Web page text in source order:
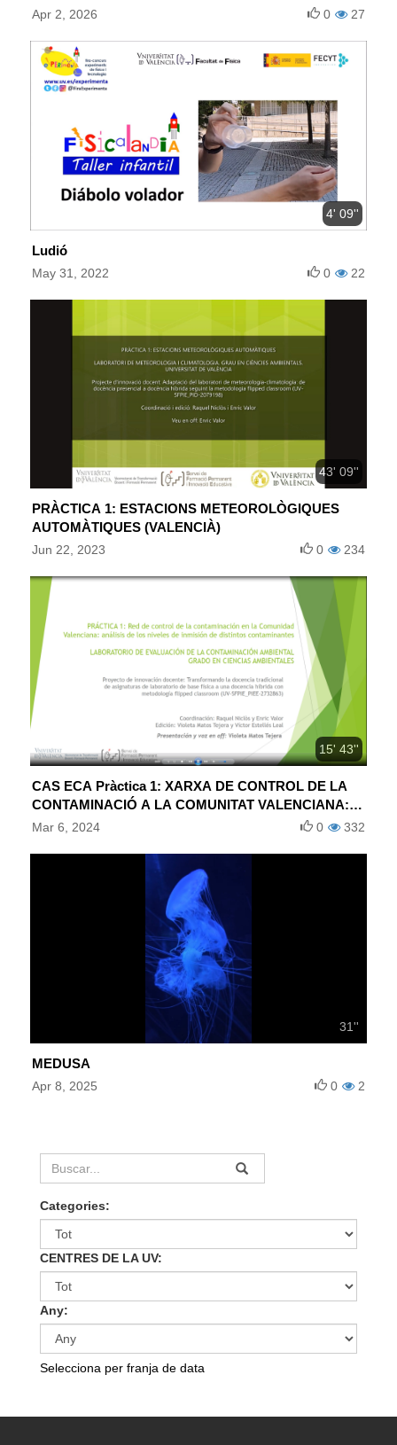
Apr 2, 2026 27
0
4' 09''
Ludió
May 31, 2022 22
0
43' 09''
PRÀCTICA 1: ESTACIONS METEOROLÒGIQUES
AUTOMÀTIQUES (VALENCIÀ)
Jun 22, 2023 234
0
15' 43''
CAS ECA Pràctica 1: XARXA DE CONTROL DE LA
CONTAMINACIÓ A LA COMUNITAT VALENCIANA:
ANÀLISI DE NIVELLS D’IMMISSIÓ DE DISTINTS
Mar 6, 2024 332
0
31''
MEDUSA
Apr 8, 2025 2
0
Categories:
CENTRES DE LA UV:
Any:
Selecciona per franja de data